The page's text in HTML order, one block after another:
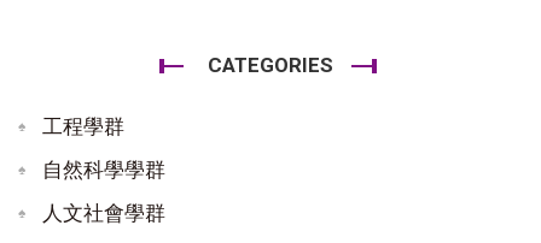
CATEGORIES
工程學群
自然科學學群
人文社會學群